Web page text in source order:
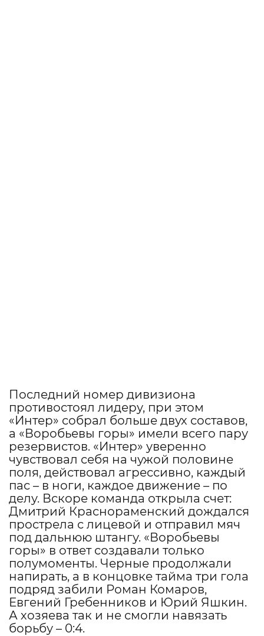
Последний номер дивизиона
противостоял лидеру, при этом
«Интер» собрал больше двух составов,
а «Воробьевы горы» имели всего пару
резервистов. «Интер» уверенно
чувствовал себя на чужой половине
поля, действовал агрессивно, каждый
пас – в ноги, каждое движение – по
делу. Вскоре команда открыла счет:
Дмитрий Краснораменский дождался
прострела с лицевой и отправил мяч
под дальнюю штангу. «Воробьевы
горы» в ответ создавали только
полумоменты. Черные продолжали
напирать, а в концовке тайма три гола
подряд забили Роман Комаров,
Евгений Гребенников и Юрий Яшкин.
А хозяева так и не смогли навязать
борьбу – 0:4.